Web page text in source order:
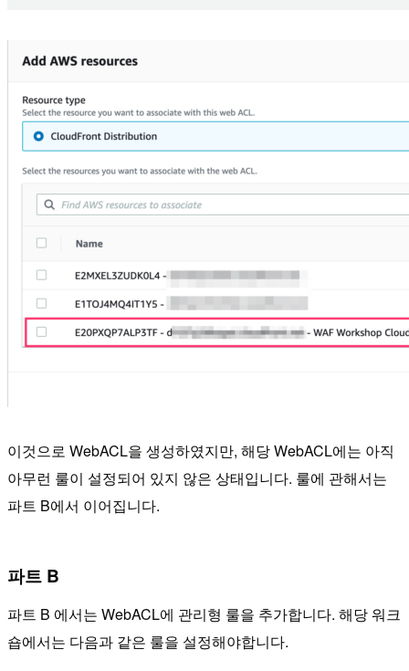
이것으로 WebACL을 생성하였지만, 해당 WebACL에는 아직
아무런 룰이 설정되어 있지 않은 상태입니다. 룰에 관해서는
파트 B에서 이어집니다.
파트 B
파트 B 에서는 WebACL에 관리형 룰을 추가합니다. 해당 워크
숍에서는 다음과 같은 룰을 설정해야합니다.